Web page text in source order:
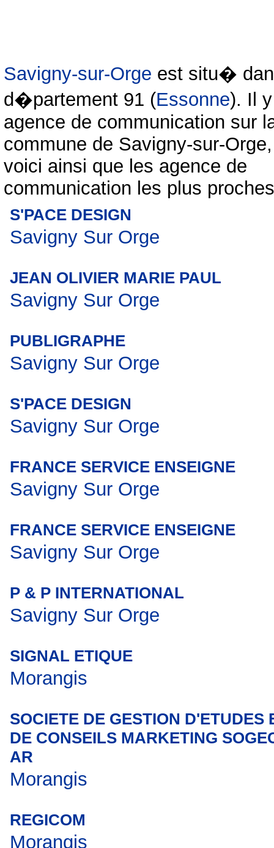
Savigny-sur-Orge est situ�
d�partement 91 (Essonne). Il
agence de communication sur
commune de Savigny-sur-
voici ainsi que les agence de
communication les plus
S'PACE DESIGN
Savigny Sur Orge
JEAN OLIVIER MARIE PAUL
Savigny Sur Orge
PUBLIGRAPHE
Savigny Sur Orge
S'PACE DESIGN
Savigny Sur Orge
FRANCE SERVICE ENSEIGNE
Savigny Sur Orge
FRANCE SERVICE ENSEIGNE
Savigny Sur Orge
P & P INTERNATIONAL
Savigny Sur Orge
SIGNAL ETIQUE
Morangis
SOCIETE DE GESTION D'ETUDES
DE CONSEILS MARKETING
AR
Morangis
REGICOM
Morangis